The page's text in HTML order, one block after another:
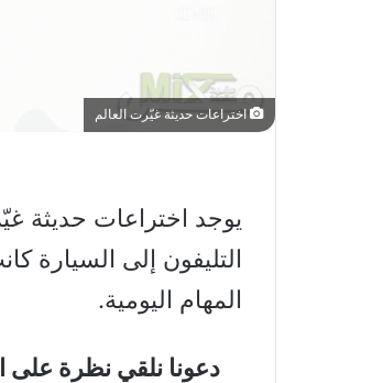
اختراعات حديثة غيّرت العالم
يوجد اختراعات حديثة
التليفون إلى السيارة
المهام اليومية.
دعونا نلقي نظرة على